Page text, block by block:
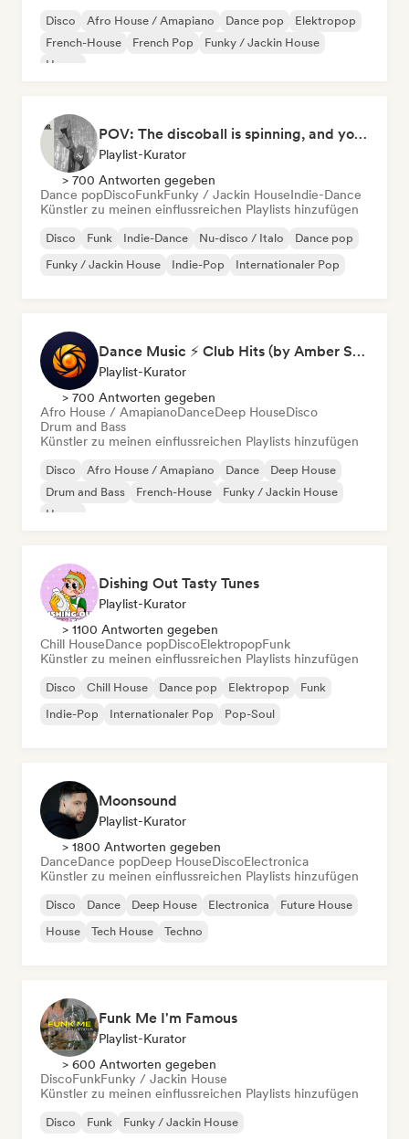
Disco Afro House / Amapiano Dance pop
Elektropop
French-House
French Pop
Funky / Jackin House
House
POV: The discoball is spinning, and you’re the star
Playlist-Kurator
> 700 Antworten gegeben
Dance popDiscoFunkFunky / Jackin HouseIndie-Dance
Künstler zu meinen einflussreichen Playlists hinzufügen
Disco Funk Indie-Dance Nu-disco / Italo
Dance pop
Funky / Jackin House
Indie-Pop Internationaler Pop
Dance Music ⚡ Club Hits (by Amber Sounds)
Playlist-Kurator
> 700 Antworten gegeben
Afro House / AmapianoDanceDeep HouseDisco
Drum and Bass
Künstler zu meinen einflussreichen Playlists hinzufügen
Disco Afro House / Amapiano Dance
Deep House
Drum and Bass
French-House
Funky / Jackin House
House
Dishing Out Tasty Tunes
Playlist-Kurator
> 1100 Antworten gegeben
Chill HouseDance popDiscoElektropopFunk
Künstler zu meinen einflussreichen Playlists hinzufügen
Disco Chill House Dance pop Elektropop
Funk
Indie-Pop
Internationaler Pop Pop-Soul
Moonsound
Playlist-Kurator
> 1800 Antworten gegeben
DanceDance popDeep HouseDiscoElectronica
Künstler zu meinen einflussreichen Playlists hinzufügen
Disco Dance Deep House Electronica
Future House
House
Tech House Techno
Funk Me I'm Famous
Playlist-Kurator
> 600 Antworten gegeben
DiscoFunkFunky / Jackin House
Künstler zu meinen einflussreichen Playlists hinzufügen
Disco Funk Funky / Jackin House